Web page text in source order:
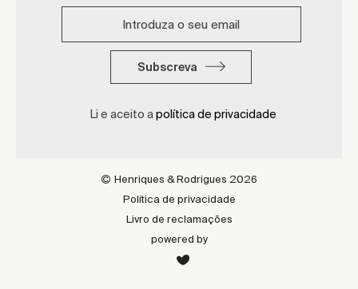
Subscreva
Li e aceito a política de privacidade
Henriques & Rodrigues 2026
Política de privacidade
Livro de reclamações
powered by